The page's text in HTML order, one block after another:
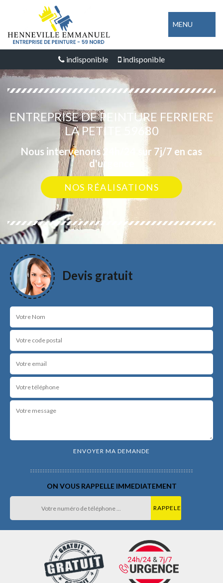
MENU
indisponible indisponible
ENTREPRISE DE PEINTURE FERRIERE
LA PETITE 59680
Nous intervenons 24h/24 sur 7j/7 en cas
d'urgence
NOS RÉALISATIONS
Devis gratuit
ON VOUS RAPPELLE IMMEDIATEMENT